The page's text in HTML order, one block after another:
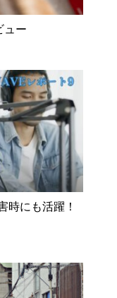
ュー
時にも活躍！